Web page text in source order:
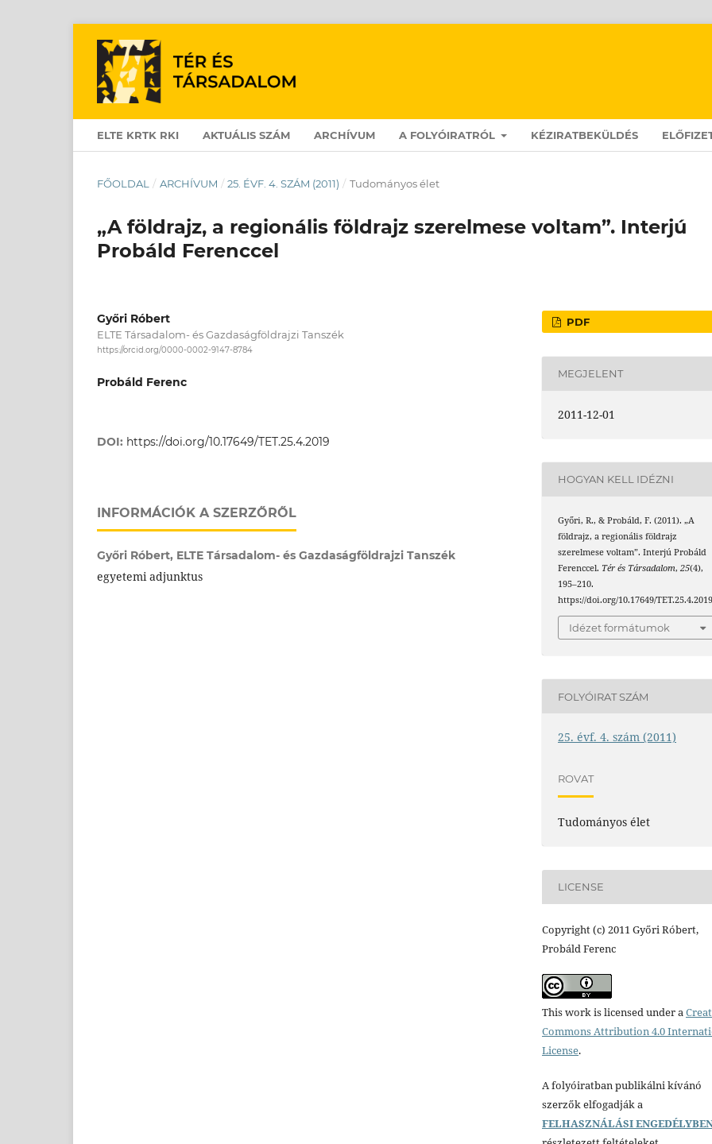
ELTE KRTK RKI AKTUÁLIS SZÁM ARCHÍVUM A FOLYÓIRATRÓL KÉZIRATBEKÜLDÉS
FŐOLDAL / ARCHÍVUM / 25. ÉVF. 4. SZÁM (2011) / Tudományos élet
„A földrajz, a regionális földrajz szerelmese voltam”. Interjú
Probáld Ferenccel
Győri Róbert
ELTE Társadalom- és Gazdaságföldrajzi Tanszék
https://orcid.org/0000-0002-9147-8784
Probáld Ferenc
DOI: https://doi.org/10.17649/TET.25.4.2019
INFORMÁCIÓK A SZERZŐRŐL
Győri Róbert, ELTE Társadalom- és Gazdaságföldrajzi Tanszék
egyetemi adjunktus
PDF
MEGJELENT
2011-12-01
HOGYAN KELL IDÉZNI
Győri, R., & Probáld, F. (2011). „A
földrajz, a regionális földrajz
szerelmese voltam”. Interjú Probáld
Ferenccel. Tér és Társadalom,25(4),
195–210.
https://doi.org/10.17649/
Idézet formátumok
FOLYÓIRAT SZÁM
25. évf. 4. szám (2011)
ROVAT
Tudományos élet
LICENSE
Copyright (c) 2011 Győri Róbert,
Probáld Ferenc
This work is licensed under a
Commons Attribution 4.0
License.
A folyóiratban publikálni kívánó
szerzők elfogadják a
FELHASZNÁLÁSI